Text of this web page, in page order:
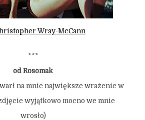
Wray-McCann
***
od Rosomak
na mnie największe wrażenie w
wyjątkowo mocno we mnie
wrosło)